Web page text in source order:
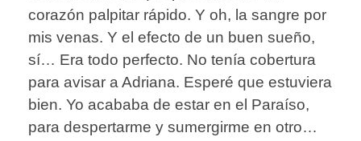
corazón palpitar rápido. Y oh, la sangre por
mis venas. Y el efecto de un buen sueño,
sí… Era todo perfecto. No tenía cobertura
para avisar a Adriana. Esperé que estuviera
bien. Yo acababa de estar en el Paraíso,
para despertarme y sumergirme en otro…